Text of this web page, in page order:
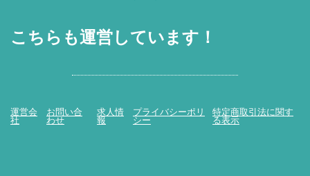
こちらも運営しています！
運営会
社
お問い合
わせ
求人情
報
プライバシーポリ
シー
特定商取引法に関す
る表示